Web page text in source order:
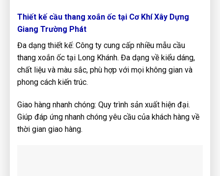
Thiết kế cầu thang xoắn ốc tại Cơ Khí Xây Dựng
Giang Trường Phát
Đa dạng thiết kế: Công ty cung cấp nhiều mẫu cầu
thang xoắn ốc tại Long Khánh. Đa dạng về kiểu dáng,
chất liệu và màu sắc, phù hợp với mọi không gian và
phong cách kiến trúc.
Giao hàng nhanh chóng: Quy trình sản xuất hiện đại.
Giúp đáp ứng nhanh chóng yêu cầu của khách hàng về
thời gian giao hàng.